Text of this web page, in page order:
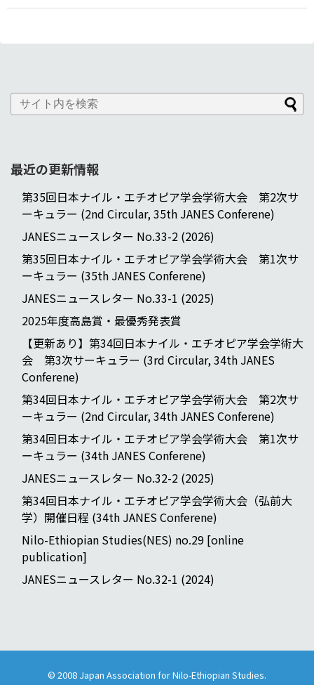
最近の更新情報
第35回日本ナイル・エチオピア学会学術大会 第2次サ
ーキュラー (2nd Circular, 35th JANES Conferene)
JANESニュースレター No.33-2 (2026)
第35回日本ナイル・エチオピア学会学術大会 第1次サ
ーキュラー (35th JANES Conferene)
JANESニュースレター No.33-1 (2025)
2025年度高島賞・最優秀発表賞
【更新あり】第34回日本ナイル・エチオピア学会学術大
会 第3次サーキュラー (3rd Circular, 34th JANES
Conferene)
第34回日本ナイル・エチオピア学会学術大会 第2次サ
ーキュラー (2nd Circular, 34th JANES Conferene)
第34回日本ナイル・エチオピア学会学術大会 第1次サ
ーキュラー (34th JANES Conferene)
JANESニュースレター No.32-2 (2025)
第34回日本ナイル・エチオピア学会学術大会（弘前大
学）開催日程 (34th JANES Conferene)
Nilo-Ethiopian Studies(NES) no.29 [online
publication]
JANESニュースレター No.32-1 (2024)
© 2008 Japan Association for Nilo-Ethiopian Studies.